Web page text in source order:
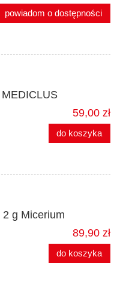
powiadom o dostępności
59,00 zł
do koszyka
g Micerium
89,90 zł
do koszyka